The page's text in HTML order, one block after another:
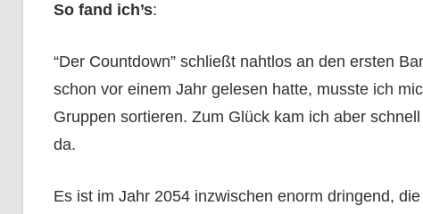
So fand ich’s:
“Der Countdown” schließt nahtlos an den ersten
schon vor einem Jahr gelesen hatte, musste ich
Gruppen sortieren. Zum Glück kam ich aber
da.
Es ist im Jahr 2054 inzwischen enorm dringend,